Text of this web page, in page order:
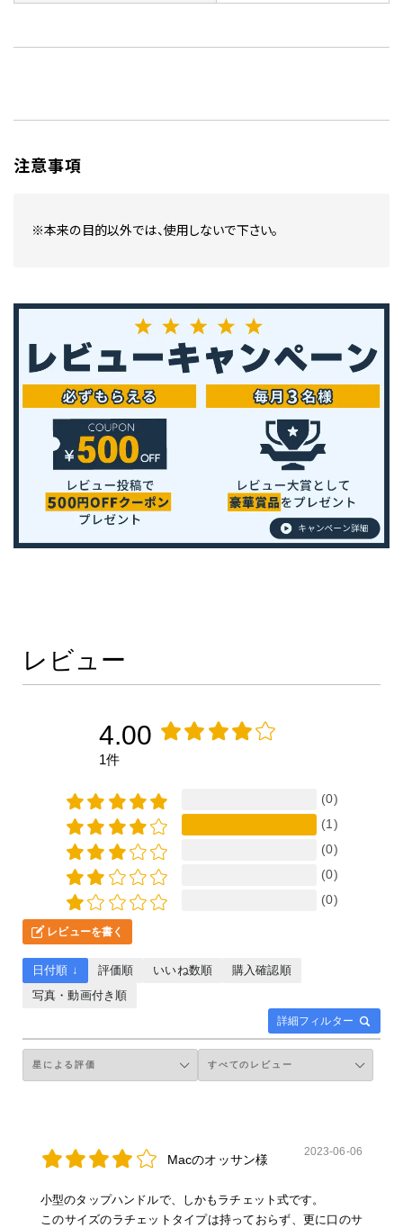
注意事項
※本来の目的以外では、使用しないで下さい。
レビュー
4.00
1件
(0)
(1)
(0)
(0)
(0)
レビューを書く
詳細フィルター
日付順 ↓ 評価順 いいね数順
購入確認順
写真・動画付き順
Macのオッサン様
2023-06-06
小型のタップハンドルで、しかもラチェット式です。
このサイズのラチェットタイプは持っておらず、更に口のサ